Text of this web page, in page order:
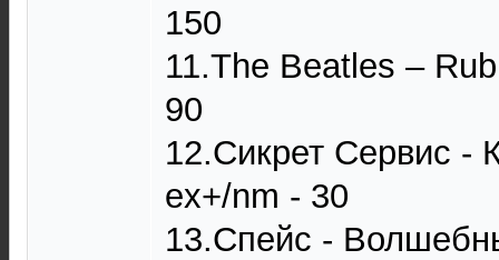
150
11.The Beatles ‎–
90
12.Сикрет Сервис -
ex+/nm - 30
13.Спейс -